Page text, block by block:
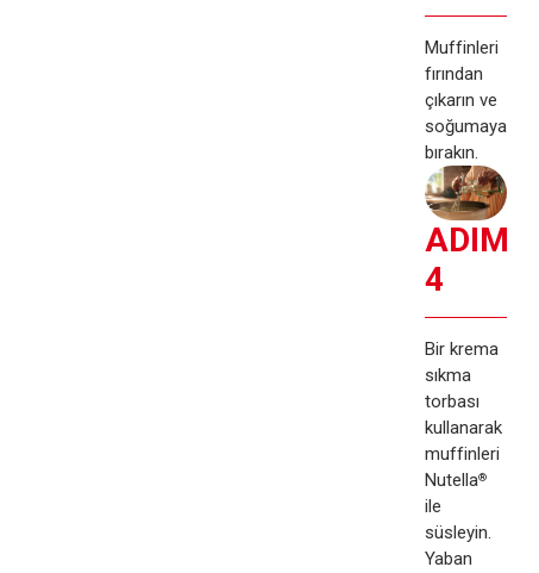
Muffinleri
fırından
çıkarın ve
soğumaya
bırakın.
ADIM
4
Bir krema
sıkma
torbası
kullanarak
muffinleri
Nutella®
ile
süsleyin.
Yaban